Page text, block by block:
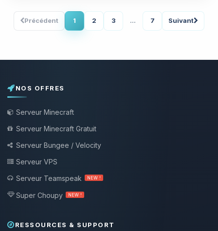
Précédent 1 2 3 ... 7 Suivant
NOS OFFRES
Serveur Minecraft
Serveur Minecraft Gratuit
Serveur Bungee / Velocity
Serveur VPS
Serveur Teamspeak
NEW !
Super Choupy NEW !
RESSOURCES & SUPPORT